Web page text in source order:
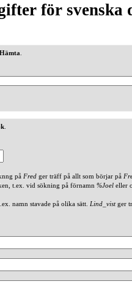
för svenska
Hämta
på Fred ger träff på allt som börjar på
t.ex. vid sökning på förnamn %Joel eller
namn stavade på olika sätt. Lind_vistger